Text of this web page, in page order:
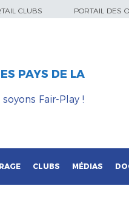
CLUBS PORTAIL DES
PAYS DE LA
soyons Fair-Play !
CLUBS MÉDIAS